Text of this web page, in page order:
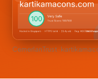
CemerlanTrust ·